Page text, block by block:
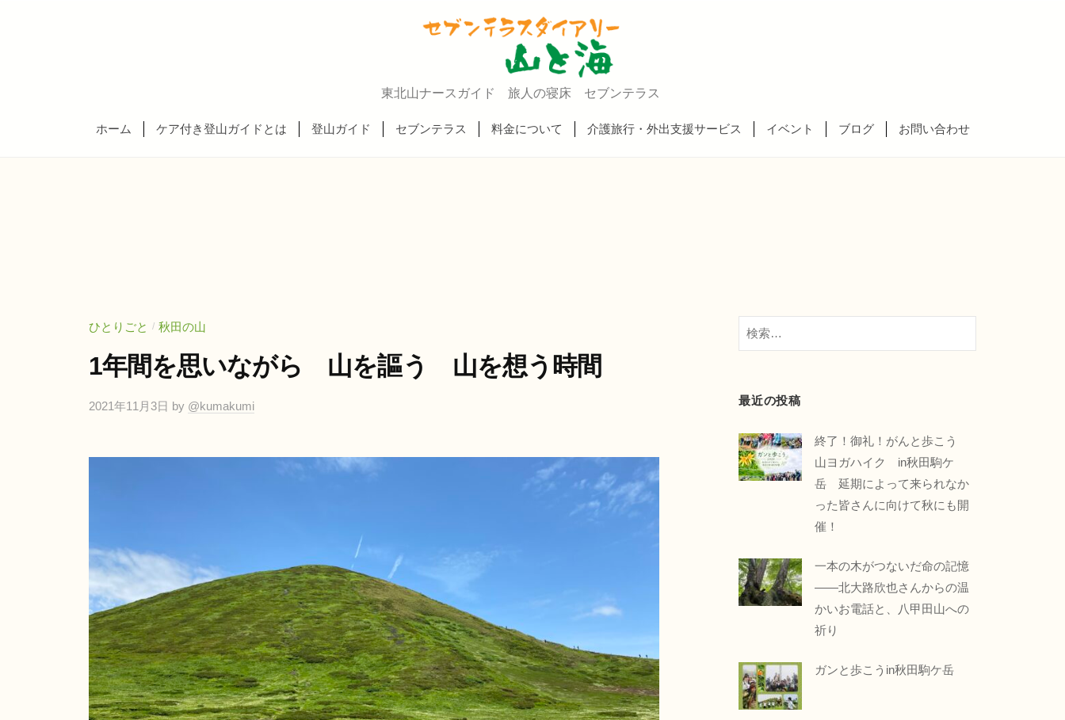
・
セ
ブ
ン
ラ
ア
リ
ー
山
と
東北山ナースガイド 旅人の寝床 セブンテラス
ホーム ケア付き登山ガイドとは 登山ガイド セブンテラス 料金について 介護旅行・外出支援サービス イベント ブログ お問い合わせ
ひとりごと / 秋田の山
1年間を思いながら 山を謳う 山を想う時間
2021年11月3日 by @kumakumi
検
索:
最近の投稿
終了！御礼！がんと歩こう
山ヨガハイク in秋田駒ケ
岳 延期によって来られなか
った皆さんに向けて秋にも開
催！
一本の木がつないだ命の記憶
――北大路欣也さんからの温
かいお電話と、八甲田山への
祈り
ガンと歩こうin秋田駒ケ岳
イ
ダ
イ
リ